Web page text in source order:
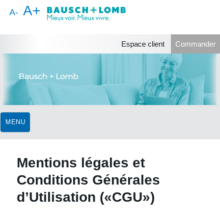
A- A+
Espace client Commander
MENU
Mentions légales et
Conditions Générales
d’Utilisation («CGU»)